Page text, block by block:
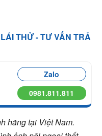
THỬ - TƯ VẤN TRẢ
Zalo
0981.811.811
hãng tại Việt Nam.